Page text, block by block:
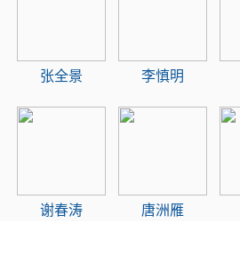
张全景 李慎明
谢春涛 唐洲雁